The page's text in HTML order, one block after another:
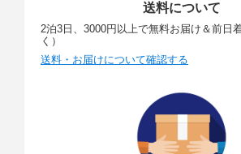
送料について
2泊3日、3000円以上で無料お届け＆前日
く）
送料・お届けについて確認する